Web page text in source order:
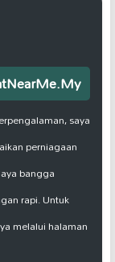
saya
perniagaan
bangga
rapi. Untuk
melalui halaman